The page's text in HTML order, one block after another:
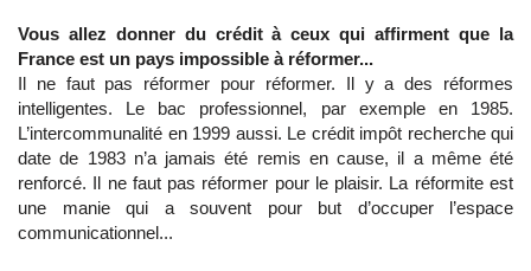
Vous allez donner du crédit à ceux qui affirment que la
France est un pays impossible à réformer...
Il ne faut pas réformer pour réformer. Il y a des réformes
intelligentes. Le bac professionnel, par exemple en 1985.
L’intercommunalité en 1999 aussi. Le crédit impôt recherche qui
date de 1983 n’a jamais été remis en cause, il a même été
renforcé. Il ne faut pas réformer pour le plaisir. La réformite est
une manie qui a souvent pour but d’occuper l’espace
communicationnel...